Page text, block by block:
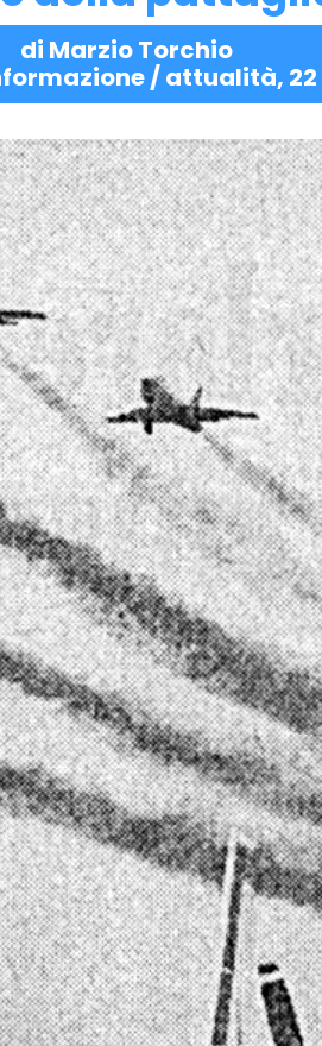
di Marzio Torchio
/ attualità, 22